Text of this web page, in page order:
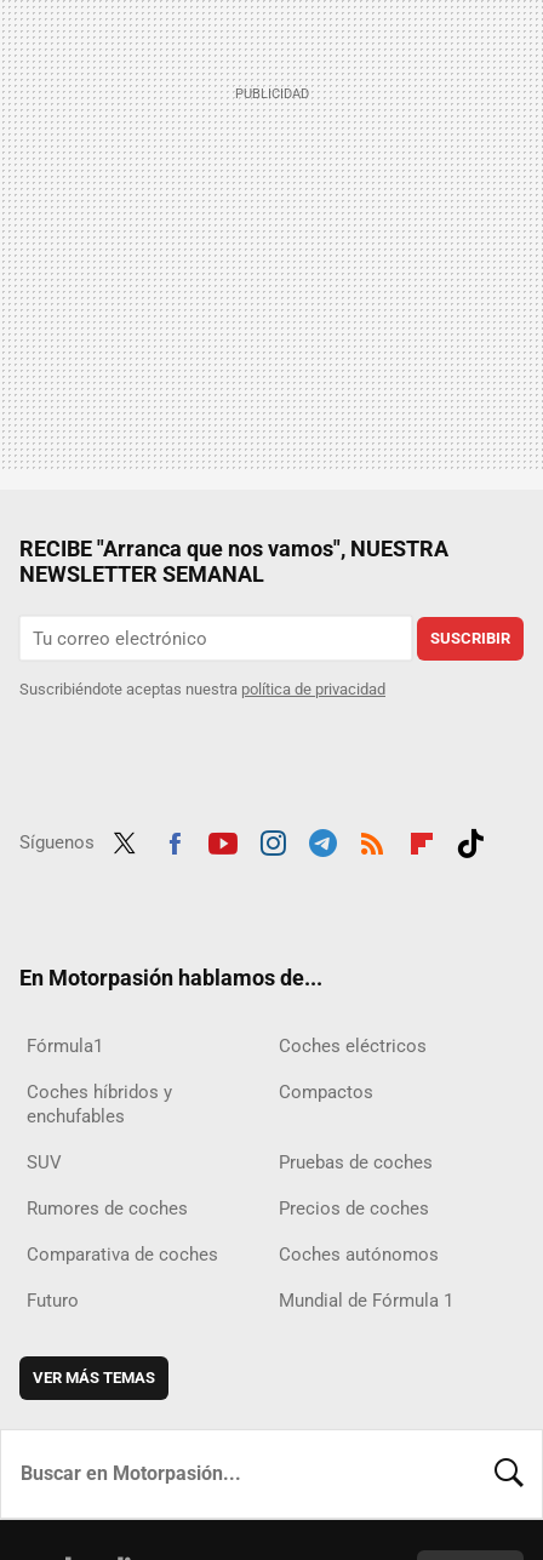
RECIBE "Arranca que nos vamos", NUESTRA
NEWSLETTER SEMANAL
SUSCRIBIR
Suscribiéndote aceptas nuestra política de privacidad
Síguenos
En Motorpasión hablamos de...
Fórmula1 Coches eléctricos
Coches híbridos y
enchufables
Compactos
SUV Pruebas de coches
Rumores de coches Precios de coches
Comparativa de coches Coches autónomos
Futuro Mundial de Fórmula 1
VER MÁS TEMAS